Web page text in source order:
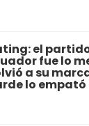
el
fue lo
a su
lo empató